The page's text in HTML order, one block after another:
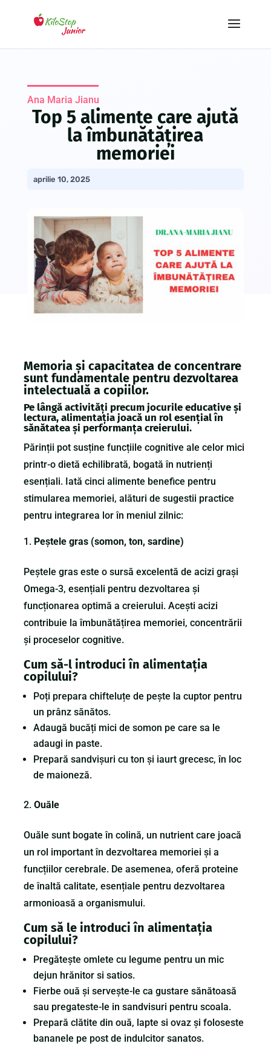
Ana Maria Jianu
Top 5 alimente care ajută
la îmbunătățirea
memoriei
aprilie 10, 2025
Memoria și capacitatea de concentrare
sunt fundamentale pentru dezvoltarea
intelectuală a copiilor.
Pe lângă activități precum jocurile educative și
lectura, alimentația joacă un rol esențial în
sănătatea și performanța creierului.
Părinții pot susține funcțiile cognitive ale celor mici
printr-o dietă echilibrată, bogată în nutrienți
esențiali. Iată cinci alimente benefice pentru
stimularea memoriei, alături de sugestii practice
pentru integrarea lor în meniul zilnic:
Peștele gras (somon, ton, sardine)
Peștele gras este o sursă excelentă de acizi grași
Omega-3, esențiali pentru dezvoltarea și
funcționarea optimă a creierului. Acești acizi
contribuie la îmbunătățirea memoriei, concentrării
și proceselor cognitive.
Cum să-l introduci în alimentația
copilului?
Poți prepara chifteluțe de pește la cuptor pentru
un prânz sănătos.
Adaugă bucăți mici de somon pe care sa le
adaugi in paste.
Prepară sandvișuri cu ton și iaurt grecesc, în loc
de maioneză.
Ouăle
Ouăle sunt bogate în colină, un nutrient care joacă
un rol important în dezvoltarea memoriei și a
funcțiilor cerebrale. De asemenea, oferă proteine
de înaltă calitate, esențiale pentru dezvoltarea
armonioasă a organismului.
Cum să le introduci în alimentația
copilului?
Pregătește omlete cu legume pentru un mic
dejun hrănitor si satios.
Fierbe ouă și servește-le ca gustare sănătoasă
sau pregateste-le in sandvisuri pentru scoala.
Prepară clătite din ouă, lapte si ovaz și foloseste
bananele pe post de indulcitor sanatos.